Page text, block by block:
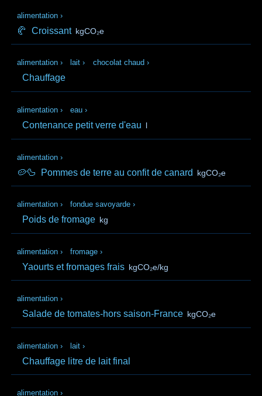
alimentation ›
🥐 Croissant kgCO₂e
alimentation › lait › chocolat chaud ›
Chauffage
alimentation › eau ›
Contenance petit verre d'eau l
alimentation ›
🥔🦆 Pommes de terre au confit de canard kgCO₂e
alimentation › fondue savoyarde ›
Poids de fromage kg
alimentation › fromage ›
Yaourts et fromages frais kgCO₂e/kg
alimentation ›
Salade de tomates-hors saison-France kgCO₂e
alimentation › lait ›
Chauffage litre de lait final
alimentation ›